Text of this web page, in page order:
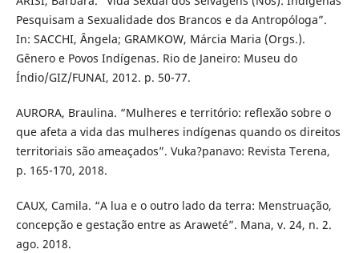
Pesquisam a Sexualidade dos Brancos e da Antropóloga”.
In: SACCHI, Ângela; GRAMKOW, Márcia Maria (Orgs.).
Gênero e Povos Indígenas. Rio de Janeiro: Museu do
Índio/GIZ/FUNAI, 2012. p. 50-77.
AURORA, Braulina. “Mulheres e território: reflexão sobre o
que afeta a vida das mulheres indígenas quando os direitos
territoriais são ameaçados”. Vuka?panavo: Revista Terena,
p. 165-170, 2018.
CAUX, Camila. “A lua e o outro lado da terra: Menstruação,
concepção e gestação entre as Araweté”. Mana, v. 24, n. 2.
ago. 2018.